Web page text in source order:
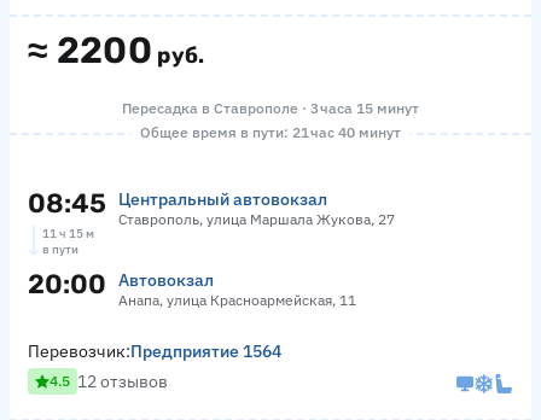
≈ 2200 руб.
Пересадка в Ставрополе · 3 часа 15 минут
Общее время в пути: 21 час 40 минут
08:45 Центральный автовокзал
Ставрополь, улица Маршала Жукова, 27
11 ч 15 м
в пути
20:00 Автовокзал
Анапа, улица Красноармейская, 11
Перевозчик:Предприятие 1564
4.5 12 отзывов